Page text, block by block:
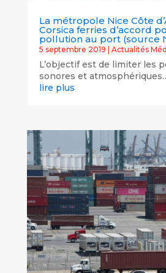
La métropole Nice Côte
Corsica ferries d’accord
pollution au port (source
5 septembre 2019 | Actualités
L’objectif est de limiter les
sonores et
lire plus